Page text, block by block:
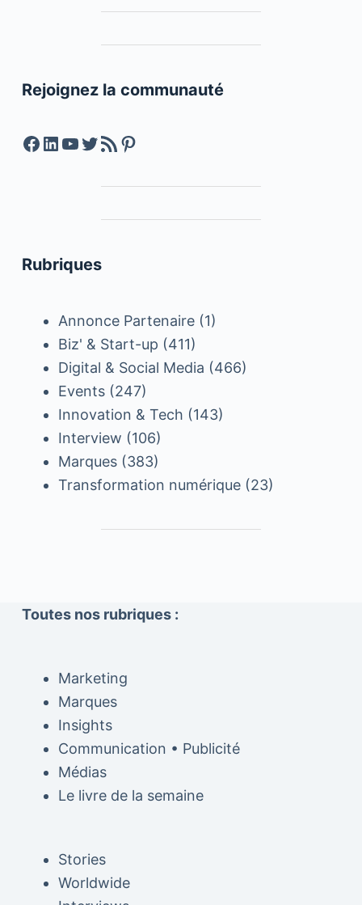
Rejoignez la communauté
Facebook
LinkedIn
YouTube
Twitter
Feed RSSPinterest
Rubriques
Annonce Partenaire(1)
Biz' & Start-up (411)
Digital & Social Media (466)
Events(247)
Innovation & Tech (143)
Interview (106)
Marques(383)
Transformation numérique(23)
Toutes nos rubriques :
Marketing
Marques
Insights
Communication • Publicité
Médias
Le livre de la semaine
Stories
Worldwide